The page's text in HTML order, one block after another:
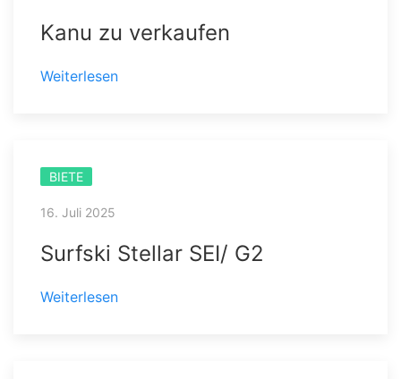
Kanu zu verkaufen
Weiterlesen
BIETE
16. Juli 2025
Surfski Stellar SEI/ G2
Weiterlesen